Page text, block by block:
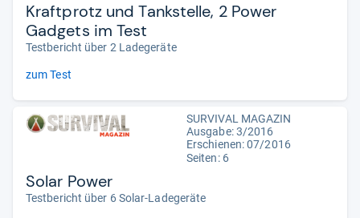
Kraftprotz und Tankstelle, 2 Power
Gadgets im Test
Testbericht über 2 Ladegeräte
zum Test
SURVIVAL MAGAZIN
Ausgabe: 3/2016
Erschienen: 07/2016
Seiten: 6
Solar Power
Testbericht über 6 Solar-Ladegeräte